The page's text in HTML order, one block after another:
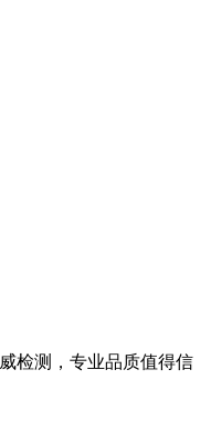
检测，专业品质值得信